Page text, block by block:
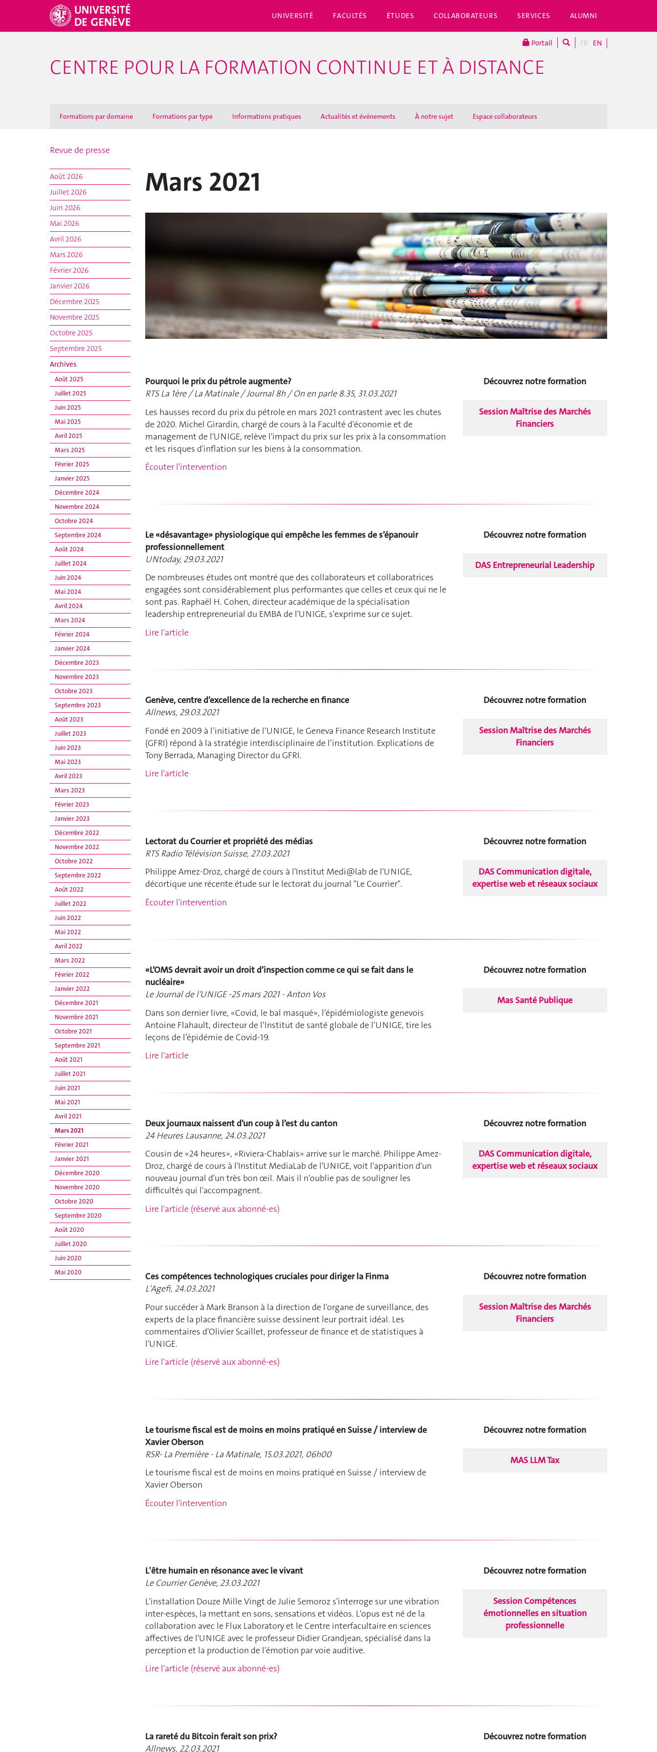
UNIVERSITÉ FACULTÉS ÉTUDES COLLABORATEURS SERVICES ALUMNI
Portail FR EN
CENTRE POUR LA FORMATION CONTINUE ET À DISTANCE
Formations par domaine Formations par type Informations pratiques Actualités et événements À notre sujet Espace collaborateurs
Revue de presse
Août 2026
Juillet 2026
Juin 2026
Mai 2026
Avril 2026
Mars 2026
Février 2026
Janvier 2026
Décembre 2025
Novembre 2025
Octobre 2025
Septembre 2025
Archives
Août 2025
Juillet 2025
Juin 2025
Mai 2025
Avril 2025
Mars 2025
Février 2025
Janvier 2025
Décembre 2024
Novembre 2024
Octobre 2024
Septembre 2024
Août 2024
Juillet 2024
Juin 2024
Mai 2024
Avril 2024
Mars 2024
Février 2024
Janvier 2024
Décembre 2023
Novembre 2023
Octobre 2023
Septembre 2023
Août 2023
Juillet 2023
Juin 2023
Mai 2023
Avril 2023
Mars 2023
Février 2023
Janvier 2023
Décembre 2022
Novembre 2022
Octobre 2022
Septembre 2022
Août 2022
Juillet 2022
Juin 2022
Mai 2022
Avril 2022
Mars 2022
Février 2022
Janvier 2022
Décembre 2021
Novembre 2021
Octobre 2021
Septembre 2021
Août 2021
Juillet 2021
Juin 2021
Mai 2021
Avril 2021
Mars 2021
Février 2021
Janvier 2021
Décembre 2020
Novembre 2020
Octobre 2020
Septembre 2020
Août 2020
Juillet 2020
Juin 2020
Mai 2020
Mars 2021
Pourquoi le prix du pétrole augmente?
RTS La 1ère / La Matinale / Journal 8h / On en parle 8.35, 31.03.2021
Les hausses record du prix du pétrole en mars 2021 contrastent avec les chutes
de 2020. Michel Girardin, chargé de cours à la Faculté d'économie et de
management de l'UNIGE, relève l'impact du prix sur les prix à la consommation
et les risques d'inflation sur les biens à la consommation.
Écouter l'intervention
Découvrez notre formation
Session Maîtrise des Marchés
Financiers
Le «désavantage» physiologique qui empêche les femmes de s’épanouir
professionnellement
UNtoday, 29.03.2021
De nombreuses études ont montré que des collaborateurs et collaboratrices
engagées sont considérablement plus performantes que celles et ceux qui ne le
sont pas. Raphaël H. Cohen, directeur académique de la spécialisation
leadership entrepreneurial du EMBA de l'UNIGE, s'exprime sur ce sujet.
Lire l'article
Découvrez notre formation
DAS Entrepreneurial Leadership
Genève, centre d’excellence de la recherche en finance
Allnews, 29.03.2021
Fondé en 2009 à l’initiative de l’UNIGE, le Geneva Finance Research Institute
(GFRI) répond à la stratégie interdisciplinaire de l’institution. Explications de
Tony Berrada, Managing Director du GFRI.
Lire l'article
Découvrez notre formation
Session Maîtrise des Marchés
Financiers
Lectorat du Courrier et propriété des médias
RTS Radio Télévision Suisse, 27.03.2021
Philippe Amez-Droz, chargé de cours à l'Institut Medi@lab de l'UNIGE,
décortique une récente étude sur le lectorat du journal "Le Courrier".
Écouter l'intervention
Découvrez notre formation
DAS Communication digitale,
expertise web et réseaux sociaux
«L’OMS devrait avoir un droit d’inspection comme ce qui se fait dans le
nucléaire»
Le Journal de l'UNIGE -25 mars 2021 - Anton Vos
Dans son dernier livre, «Covid, le bal masqué», l’épidémiologiste genevois
Antoine Flahault, directeur de l’Institut de santé globale de l’UNIGE, tire les
leçons de l’épidémie de Covid-19.
Lire l'article
Découvrez notre formation
Mas Santé Publique
Deux journaux naissent d’un coup à l’est du canton
24 Heures Lausanne, 24.03.2021
Cousin de «24 heures», «Riviera-Chablais» arrive sur le marché. Philippe Amez-
Droz, chargé de cours à l'Institut MediaLab de l'UNIGE, voit l'apparition d'un
nouveau journal d'un très bon œil. Mais il n'oublie pas de souligner les
difficultés qui l'accompagnent.
Lire l'article (réservé aux abonné-es)
Découvrez notre formation
DAS Communication digitale,
expertise web et réseaux sociaux
Ces compétences technologiques cruciales pour diriger la Finma
L'Agefi, 24.03.2021
Pour succéder à Mark Branson à la direction de l'organe de surveillance, des
experts de la place financière suisse dessinent leur portrait idéal. Les
commentaires d'Olivier Scaillet, professeur de finance et de statistiques à
l'UNIGE.
Lire l'article (réservé aux abonné-es)
Découvrez notre formation
Session Maîtrise des Marchés
Financiers
Le tourisme fiscal est de moins en moins pratiqué en Suisse / interview de
Xavier Oberson
RSR- La Première - La Matinale, 15.03.2021, 06h00
Le tourisme fiscal est de moins en moins pratiqué en Suisse / interview de
Xavier Oberson
Écouter l'intervention
Découvrez notre formation
MAS LLM Tax
L'être humain en résonance avec le vivant
Le Courrier Genève, 23.03.2021
L'installation Douze Mille Vingt de Julie Semoroz s'interroge sur une vibration
inter-espèces, la mettant en sons, sensations et vidéos. L'opus est né de la
collaboration avec le Flux Laboratory et le Centre interfacultaire en sciences
affectives de l'UNIGE avec le professeur Didier Grandjean, spécialisé dans la
perception et la production de l'émotion par voie auditive.
Lire l'article (réservé aux abonné-es)
Découvrez notre formation
Session Compétences
émotionnelles en situation
professionnelle
La rareté du Bitcoin ferait son prix?
Allnews, 22.03.2021
Découvrez notre formation